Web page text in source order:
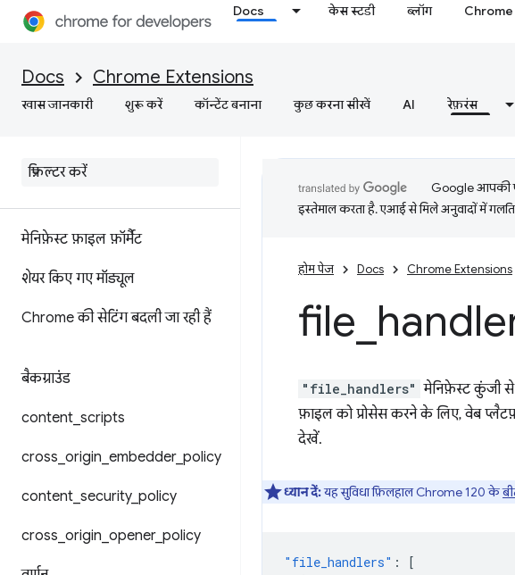
Docs केस स्टडी ब्लॉग Chrome
Docs Chrome Extensions
खास जानकारी शुरू करें कॉन्टेंट बनाना कुछ करना सीखें AI रेफ़रंस
मेनिफ़ेस्ट फ़ाइल फ़ॉर्मैट
शेयर किए गए मॉड्यूल
Chrome की सेटिंग बदली जा रही हैं
बैकग्राउंड
content scripts
cross origin embedder_ policy
content security_ policy
cross origin opener_ policy
Google आपकी
इस्तेमाल करता है. एआई से मिले अनुवादों में
होम पेज Docs Chrome Extensions
file
"file_handlers" मेनिफ़ेस्ट कुंजी
फ़ाइल को प्रोसेस करने के लिए, वेब
देखें.
ध्यान दें:यह सुविधा फ़िलहाल Chrome 120 के
"file_handlers" :
[